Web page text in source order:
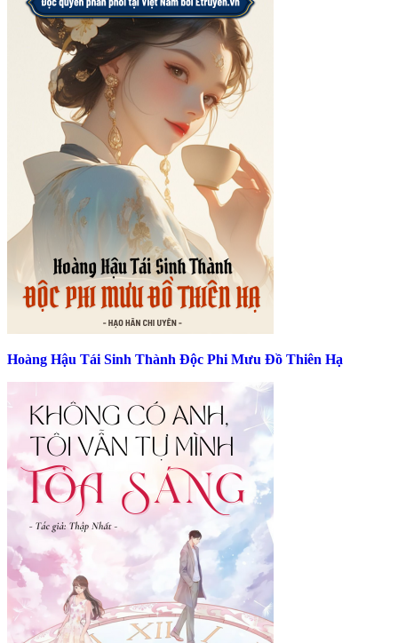
Hoàng Hậu Tái Sinh Thành Độc Phi Mưu Đồ Thiên Hạ